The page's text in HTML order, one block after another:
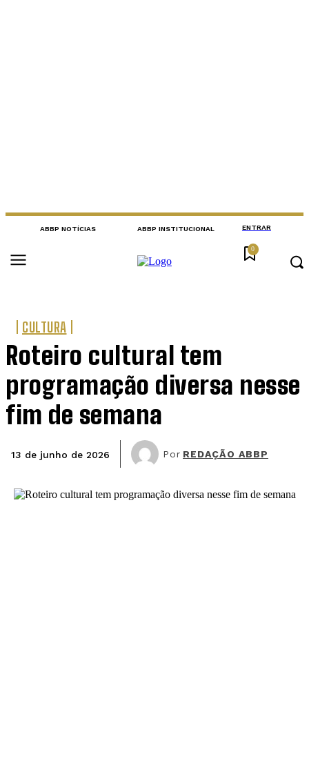
ABBP NOTÍCIAS ABBP INSTITUCIONAL ENTRAR
0
CULTURA
Roteiro cultural tem
programação diversa nesse
fim de semana
13 de junho de 2026 Por REDAÇÃO ABBP